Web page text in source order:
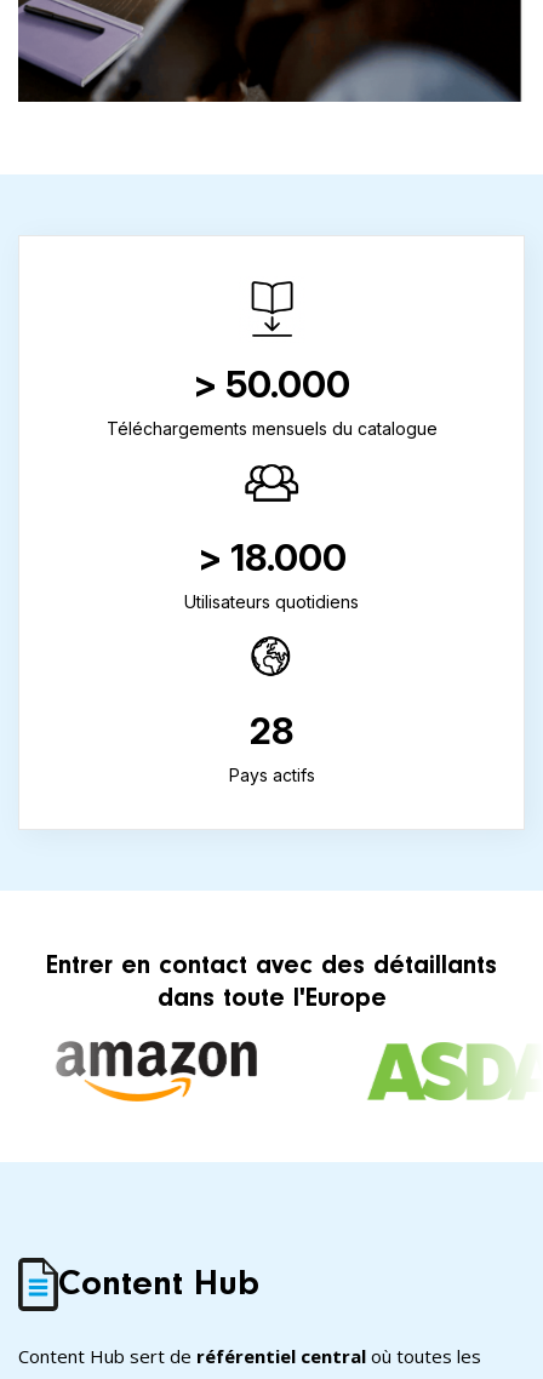
> 50.000
Téléchargements mensuels du catalogue
> 18.000
Utilisateurs quotidiens
28
Pays actifs
Entrer en contact avec des détaillants
dans toute l'Europe
Content Hub
Content Hub sert de référentiel central où toutes les